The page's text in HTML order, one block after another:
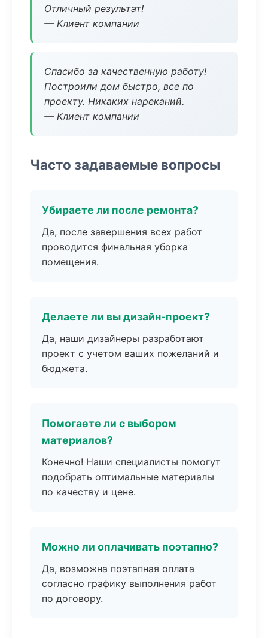
Отличный результат!
— Клиент компании
Спасибо за качественную работу!
Построили дом быстро, все по
проекту. Никаких нареканий.
— Клиент компании
Часто задаваемые вопросы
Убираете ли после ремонта?
Да, после завершения всех работ
проводится финальная уборка
помещения.
Делаете ли вы дизайн-проект?
Да, наши дизайнеры разработают
проект с учетом ваших пожеланий и
бюджета.
Помогаете ли с выбором
материалов?
Конечно! Наши специалисты помогут
подобрать оптимальные материалы
по качеству и цене.
Можно ли оплачивать поэтапно?
Да, возможна поэтапная оплата
согласно графику выполнения работ
по договору.